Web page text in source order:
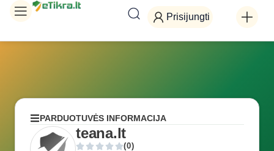
Prisijungti
PARDUOTUVĖS INFORMACIJA
teana.lt
(0)